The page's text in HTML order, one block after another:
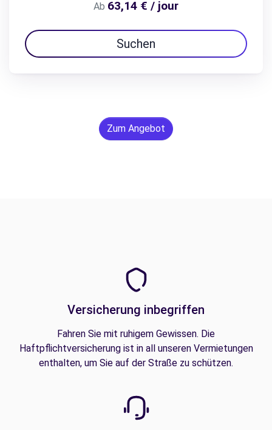
Ab 63,14 € / jour
Suchen
Zum Angebot
Versicherung inbegriffen
Fahren Sie mit ruhigem Gewissen. Die
Haftpflichtversicherung ist in all unseren Vermietungen
enthalten, um Sie auf der Straße zu schützen.